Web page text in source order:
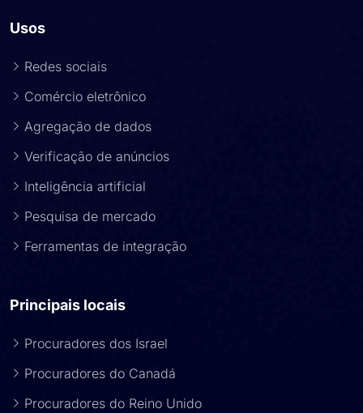
Usos
Redes sociais
Comércio eletrônico
Agregação de dados
Verificação de anúncios
Inteligência artificial
Pesquisa de mercado
Ferramentas de integração
Principais locais
Procuradores dos Israel
Procuradores do Canadá
Procuradores do Reino Unido